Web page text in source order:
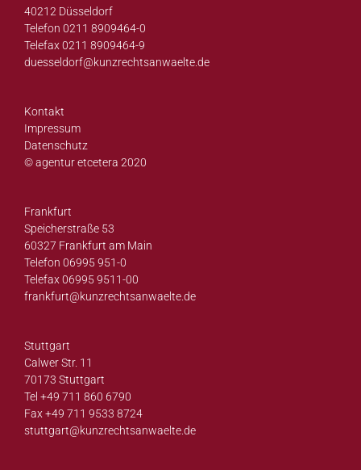
40212 Düsseldorf
Telefon 0211 8909464-0
Telefax 0211 8909464-9
duesseldorf@kunzrechtsanwaelte.de
Kontakt
Impressum
Datenschutz
© agentur etcetera 2020
Frankfurt
Speicherstraße 53
60327 Frankfurt am Main
Telefon 06995 951-0
Telefax 06995 9511-00
frankfurt@kunzrechtsanwaelte.de
Stuttgart
Calwer Str. 11
70173 Stuttgart
Tel +49 711 860 6790
Fax +49 711 9533 8724
stuttgart@kunzrechtsanwaelte.de